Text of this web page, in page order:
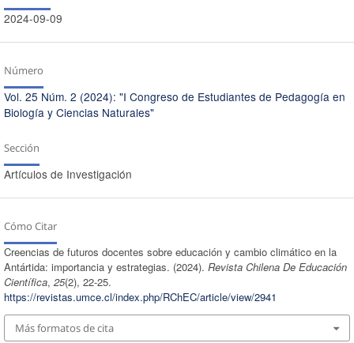
2024-09-09
Número
Vol. 25 Núm. 2 (2024): "I Congreso de Estudiantes de Pedagogía en
Biología y Ciencias Naturales"
Sección
Artículos de Investigación
Cómo Citar
Creencias de futuros docentes sobre educación y cambio climático en la
Antártida: importancia y estrategias. (2024). Revista Chilena De Educación
Científica, 25(2), 22-25.
https://revistas.umce.cl/index.php/RChEC/article/view/2941
Más formatos de cita